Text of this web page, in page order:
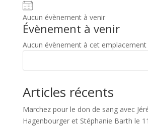
Aucun évènement à venir
Évènement à venir
Aucun évènement à cet emplacement
Articles récents
Marchez pour le don de sang avec
Hagenbourger et Stéphanie Barth le